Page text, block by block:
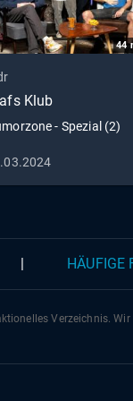
44
Klub
- Spezial (2)
HÄUFIGE
Verzeichnis. Wir